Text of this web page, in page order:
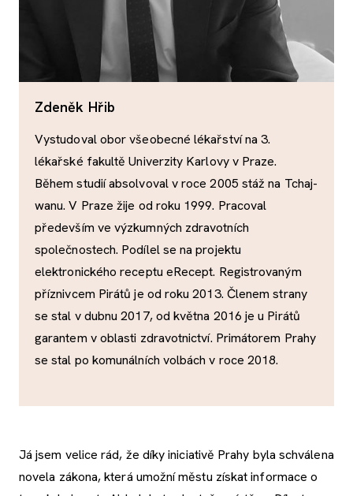
Zdeněk Hřib
Vystudoval obor všeobecné lékařství na 3.
lékařské fakultě Univerzity Karlovy v Praze.
Během studií absolvoval v roce 2005 stáž na Tchaj-
wanu. V Praze žije od roku 1999. Pracoval
především ve výzkumných zdravotních
společnostech. Podílel se na projektu
elektronického receptu eRecept. Registrovaným
příznivcem Pirátů je od roku 2013. Členem strany
se stal v dubnu 2017, od května 2016 je u Pirátů
garantem v oblasti zdravotnictví. Primátorem Prahy
se stal po komunálních volbách v roce 2018.
Já jsem velice rád, že díky iniciativě Prahy byla schválena
novela zákona, která umožní městu získat informace o